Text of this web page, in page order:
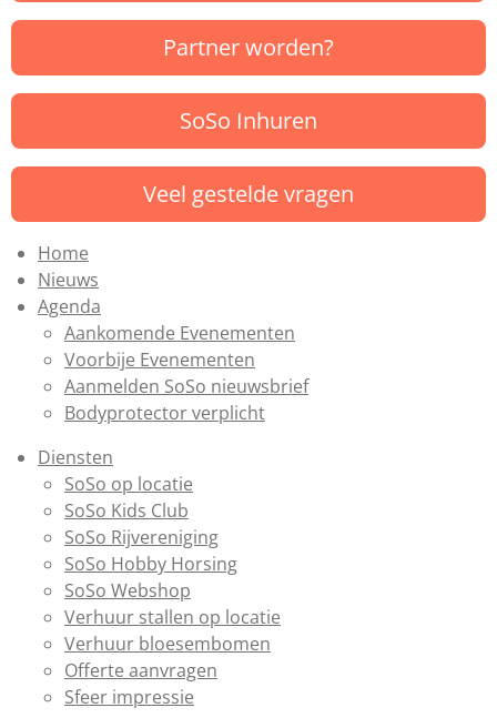
Partner worden?
SoSo Inhuren
Veel gestelde vragen
Home
Nieuws
Agenda
Aankomende Evenementen
Voorbije Evenementen
Aanmelden SoSo nieuwsbrief
Bodyprotector verplicht
Diensten
SoSo op locatie
SoSo Kids Club
SoSo Rijvereniging
SoSo Hobby Horsing
SoSo Webshop
Verhuur stallen op locatie
Verhuur bloesembomen
Offerte aanvragen
Sfeer impressie